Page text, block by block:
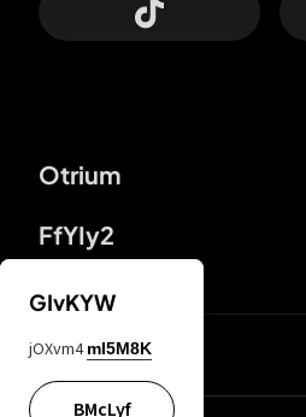
Otrium
FfYIy2
DDcvSo
GIvKYW
jOXvm4 mI5M8K
BMcLyf